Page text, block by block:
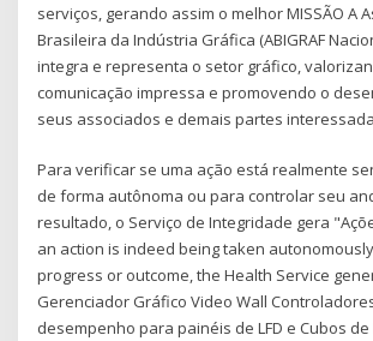
serviços, gerando assim o melhor MISSÃO A
Brasileira da Indústria Gráfica (ABIGRAF
integra e representa o setor gráfico,
comunicação impressa e promovendo o
seus associados e demais partes
Para verificar se uma ação está realmente
de forma autônoma ou para controlar seu
resultado, o Serviço de Integridade gera
an action is indeed being taken
progress or outcome, the Health Service
Gerenciador Gráfico Video Wall
desempenho para painéis de LFD e Cubos